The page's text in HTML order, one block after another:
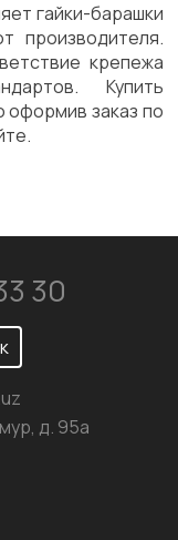
гайки-барашки
производителя.
крепежа
Купить
заказ по
30
д. 95а